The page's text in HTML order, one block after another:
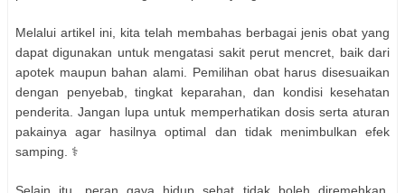
Melalui artikel ini, kita telah membahas berbagai jenis obat yang
dapat digunakan untuk mengatasi sakit perut mencret, baik dari
apotek maupun bahan alami. Pemilihan obat harus disesuaikan
dengan penyebab, tingkat keparahan, dan kondisi kesehatan
penderita. Jangan lupa untuk memperhatikan dosis serta aturan
pakainya agar hasilnya optimal dan tidak menimbulkan efek
samping. ⚕️
Selain itu, peran gaya hidup sehat tidak boleh diremehkan.